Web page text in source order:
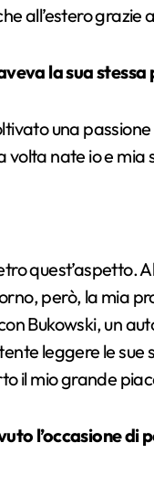
all’estero grazie
la sua
una
nate io e mia
quest’aspetto.
però, la mia
Bukowski, un
leggere le sue
il mio grande
l’occasione di